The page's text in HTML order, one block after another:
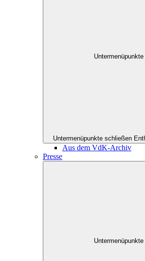
Untermenüpunkte schließen
Aus dem VdK-Archiv
Presse